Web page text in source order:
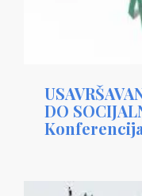
DO